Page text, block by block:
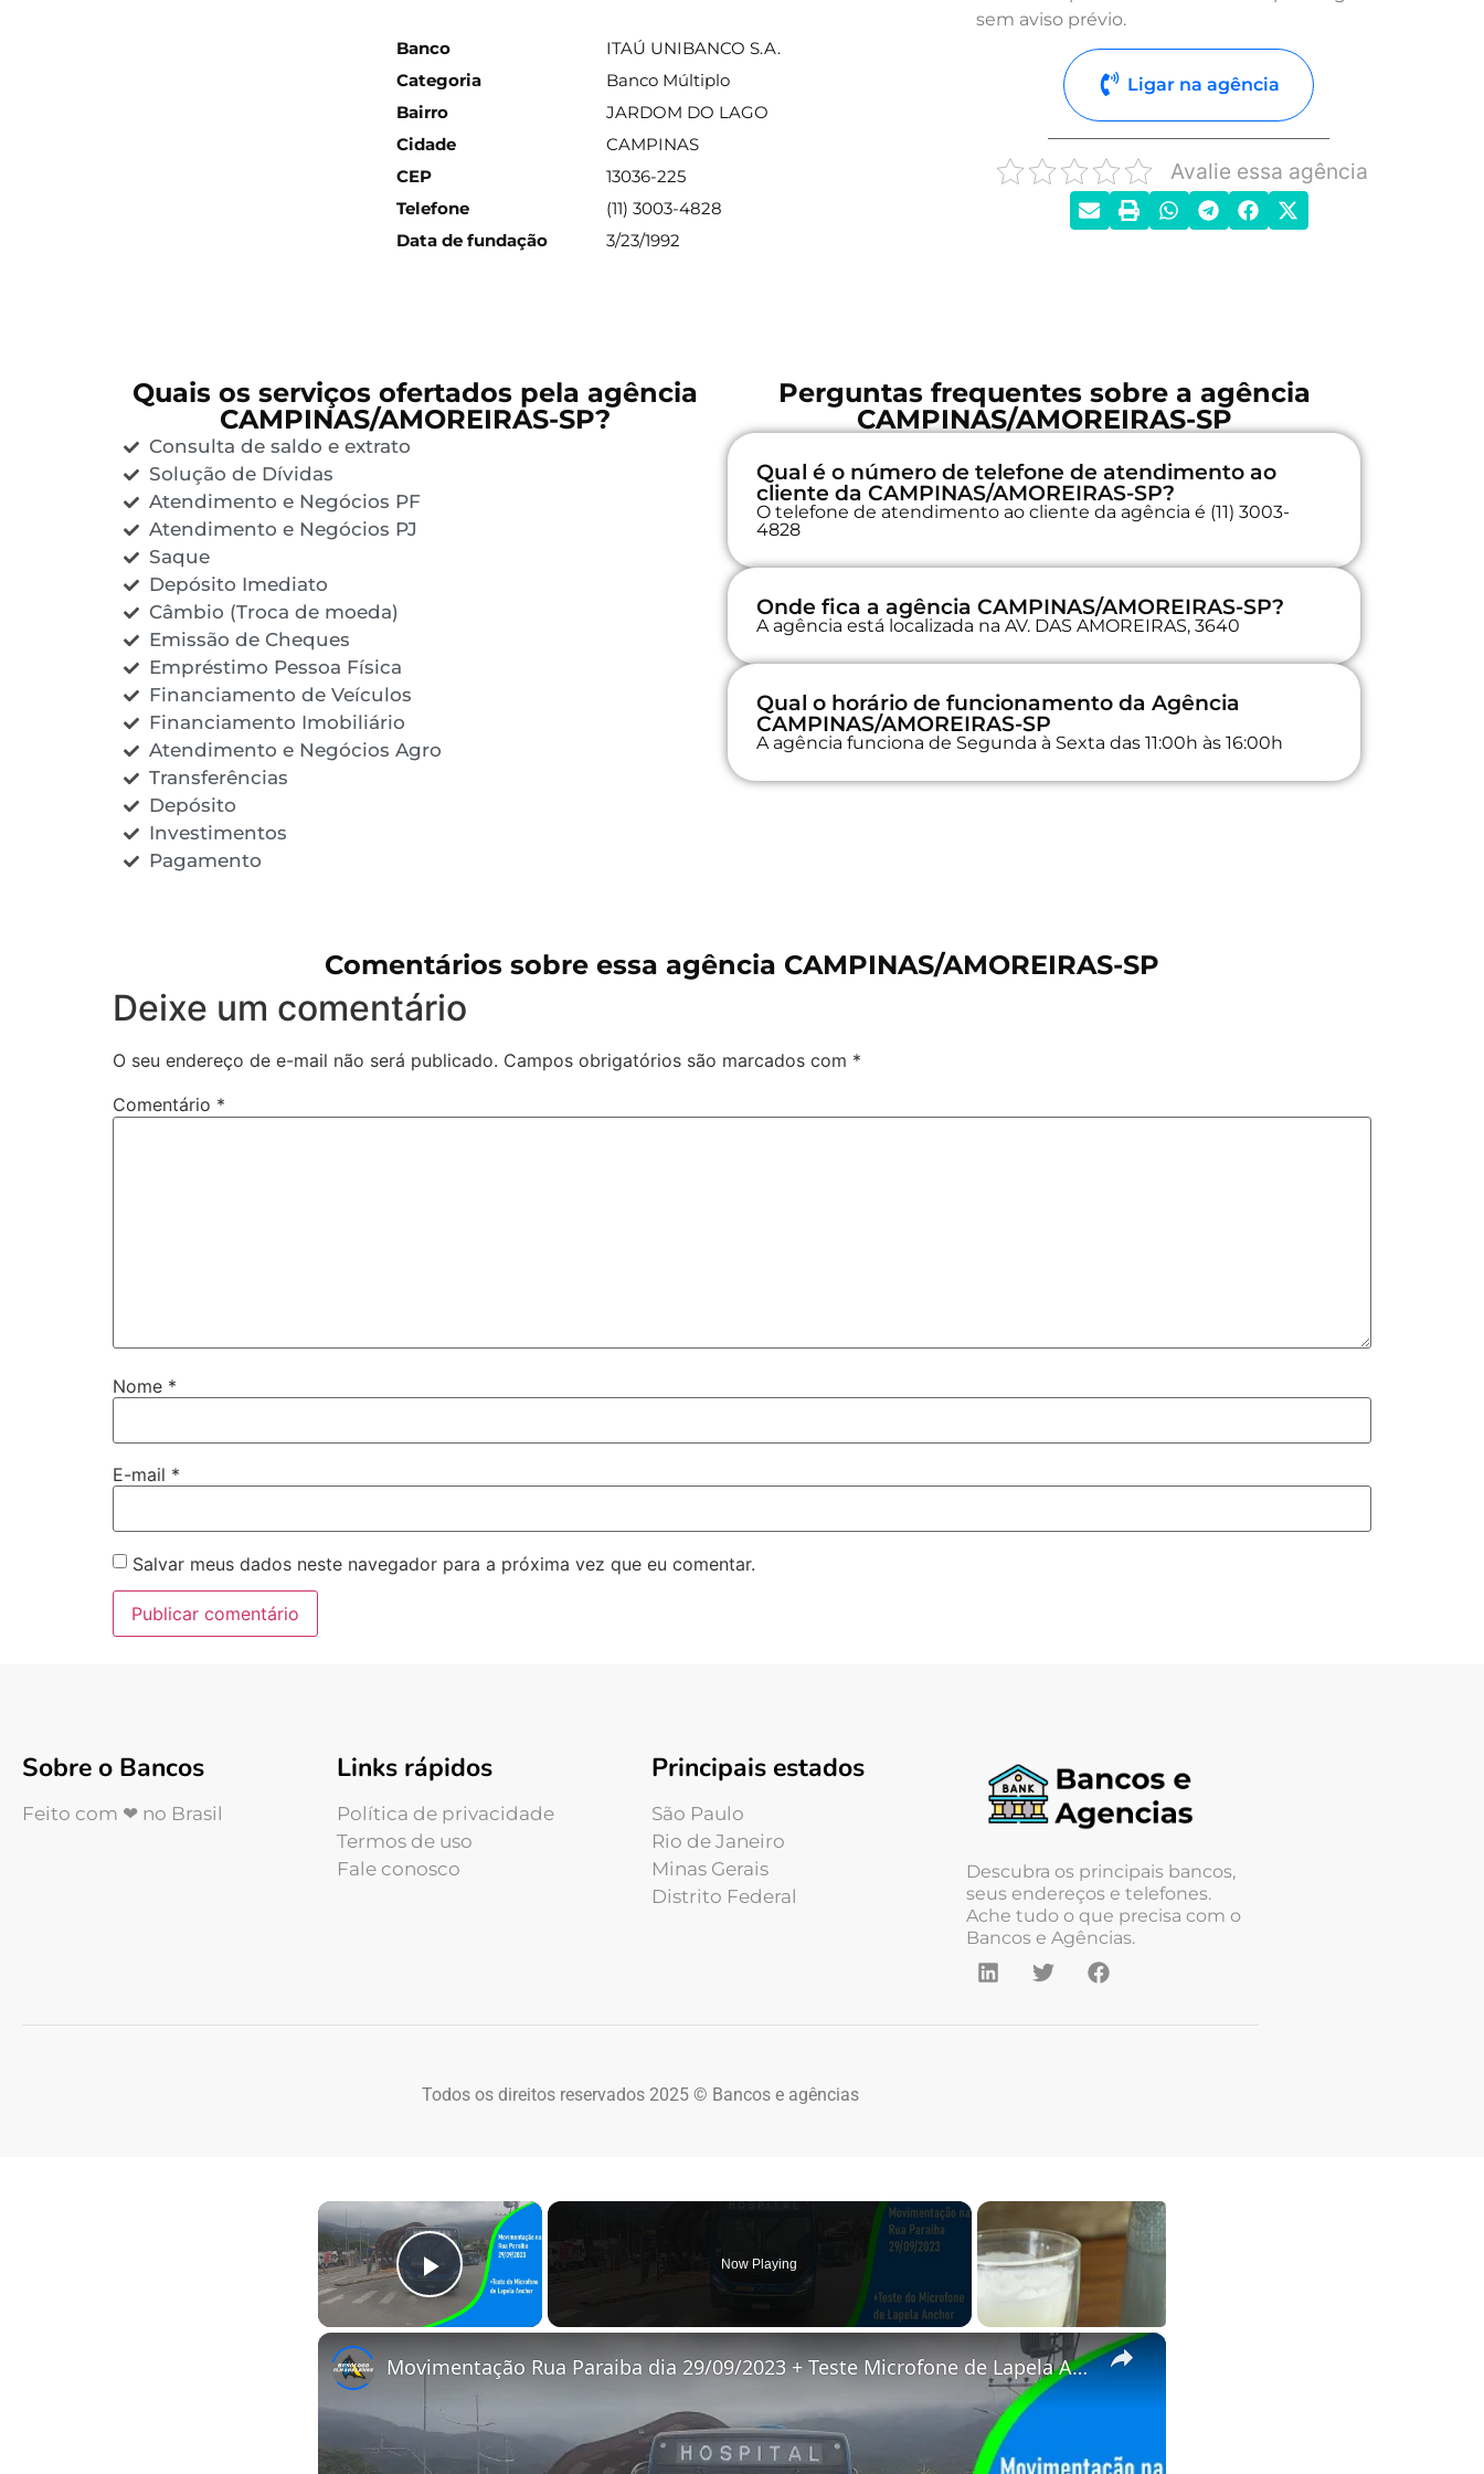
Banco
ITAÚ UNIBANCO S.A.
Categoria
Banco Múltiplo
Bairro
JARDOM DO LAGO
Cidade
CAMPINAS
CEP
13036-225
Telefone
(11) 3003-4828
Data de fundação
3/23/1992
sem aviso prévio.
Ligar na agência
Avalie essa agência
Quais os serviços ofertados pela agência
CAMPINAS/AMOREIRAS-SP?
Consulta de saldo e extrato
Solução de Dívidas
Atendimento e Negócios PF
Atendimento e Negócios PJ
Saque
Depósito Imediato
Câmbio (Troca de moeda)
Emissão de Cheques
Empréstimo Pessoa Física
Financiamento de Veículos
Financiamento Imobiliário
Atendimento e Negócios Agro
Transferências
Depósito
Investimentos
Pagamento
Perguntas frequentes sobre a agência
CAMPINAS/AMOREIRAS-SP
Qual é o número de telefone de atendimento ao
cliente da CAMPINAS/AMOREIRAS-SP?
O telefone de atendimento ao cliente da agência é (11) 3003-
4828
Onde fica a agência CAMPINAS/AMOREIRAS-SP?
A agência está localizada na AV. DAS AMOREIRAS, 3640
Qual o horário de funcionamento da Agência
CAMPINAS/AMOREIRAS-SP
A agência funciona de Segunda à Sexta das 11:00h às 16:00h
Comentários sobre essa agência CAMPINAS/AMOREIRAS-SP
Deixe um comentário
O seu endereço de e-mail não será publicado. Campos obrigatórios são marcados com *
Comentário *
Nome *
E-mail *
Salvar meus dados neste navegador para a próxima vez que eu comentar.
Sobre o Bancos
Feito com ❤ no Brasil
Links rápidos
Política de privacidade
Termos de uso
Fale conosco
Principais estados
São Paulo
Rio de Janeiro
Minas Gerais
Distrito Federal
Descubra os principais bancos,
seus endereços e telefones.
Ache tudo o que precisa com o
Bancos e Agências.
Todos os direitos reservados 2025 © Bancos e agências
×
Play Video
Now Playing
×
Movimentação Rua Paraiba dia 29/09/2023 + Teste Microfone de Lapela Anchor